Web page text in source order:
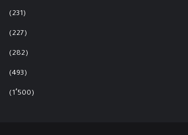
(231)
(227)
(282)
(493)
(1٬500)